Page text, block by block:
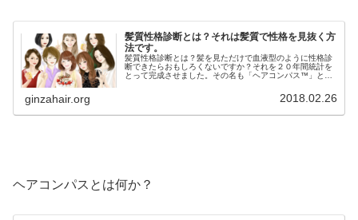
髪質性格診断とは？それは髪質で性格を見抜く方
法です。
髪質性格診断とは？髪を見ただけで血液型のように性格診
断できたらおもしろくないですか？それを２０年間統計を
とって完成させました。その名も「ヘアコンパス™️」と名
ginzahair.org 2018.02.26
ヘアコンパスとは何か？